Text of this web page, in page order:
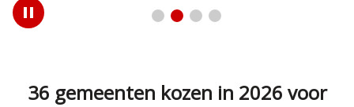
Play
/
36 gemeenten kozen in 2026 voor